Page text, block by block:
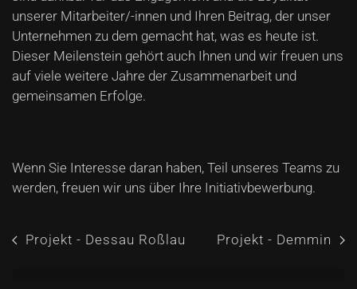
unserer Mitarbeiter/-innen und Ihren Beitrag, der unser
Unternehmen zu dem gemacht hat, was es heute ist.
Dieser Meilenstein gehört auch Ihnen und wir freuen uns
auf viele weitere Jahre der Zusammenarbeit und
gemeinsamen Erfolge.
Wenn Sie Interesse daran haben, Teil unseres Teams zu
werden, freuen wir uns über Ihre Initiativbewerbung.
Projekt - Dessau Roßlau Projekt - Demmin